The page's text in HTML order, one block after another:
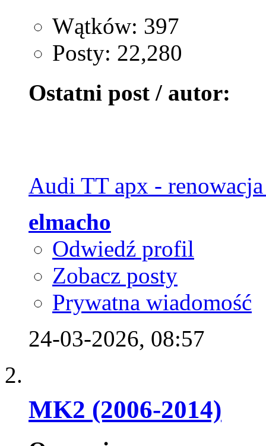
Wątków: 397
Posty: 22,280
Ostatni post / autor:
Audi TT apx -
elmacho
Odwiedź profil
Zobacz posty
Prywatna wiadomość
24-03-2026, 08:57
MK2 (2006-2014)